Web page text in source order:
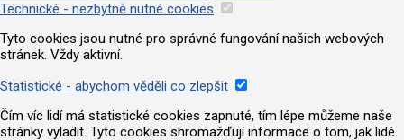
Technické - nezbytně nutné cookies
Tyto cookies jsou nutné pro správné fungování našich webových
stránek. Vždy aktivní.
Statistické - abychom věděli co zlepšit
Čím víc lidí má statistické cookies zapnuté, tím lépe můžeme naše
stránky vyladit. Tyto cookies shromažďují informace o tom, jak lidé